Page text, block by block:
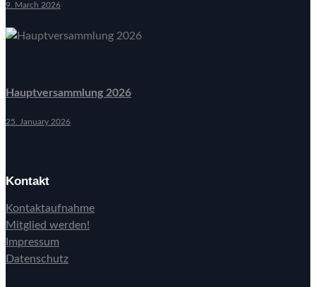
9. March 2026
Hauptversammlung 2026
25. January 2026
Kontakt
Kontaktaufnahme
Mitglied werden!
Impressum
Datenschutz